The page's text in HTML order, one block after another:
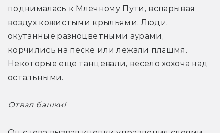
поднималась к Млечному Пути, вспарывая
воздух кожистыми крыльями. Люди,
окутанные разноцветными аурами,
корчились на песке или лежали плашмя.
Некоторые еще танцевали, весело хохоча над
остальными.
Отвал башки!